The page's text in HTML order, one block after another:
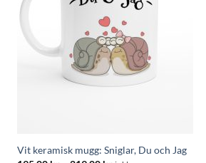
Vit keramisk mugg: Sniglar, Du och Jag